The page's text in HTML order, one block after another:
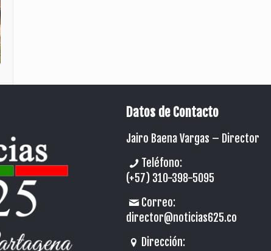
Datos de Contacto
Jairo Baena Vargas – Director
Teléfono:
(+57) 310-398-5095
Correo:
director@noticias625.co
Dirección: